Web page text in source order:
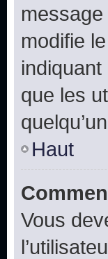
modifie
que les
Haut
Vous